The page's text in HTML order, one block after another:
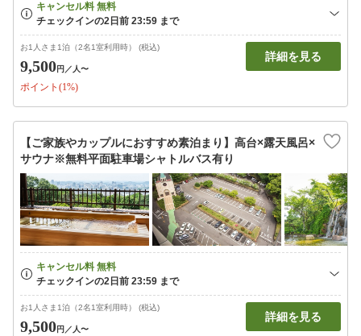
お1人さま1泊（2名1室利用時） (税込)
9,500円 ／人〜
ポイント(1%)
詳細を見る
【ご家族やカップルにおすすめ素泊まり】高台×露天風呂×
サウナ※無料平面駐車場シャトルバス有り
お1人さま1泊（2名1室利用時） (税込)
9,500円 ／人〜
詳細を見る